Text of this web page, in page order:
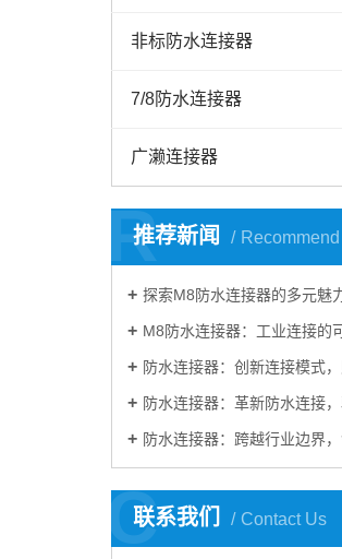
非标防水连接器
7/8防水连接器
广濑连接器
推荐新闻 Recommend
R
探索M8防水连接器的多元魅
M8防水连接器：工业连接的
防水连接器：创新连接模式，赋能
防水连接器：革新防水连接，驱动
防水连接器：跨越行业边界，领航防
联系我们 Contact Us
C